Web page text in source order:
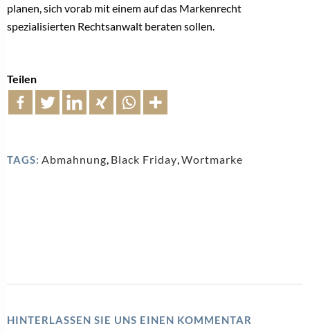
planen, sich vorab mit einem auf das Markenrecht
spezialisierten Rechtsanwalt beraten sollen.
Teilen
TAGS: Abmahnung, Black Friday,Wortmarke
HINTERLASSEN SIE UNS EINEN KOMMENTAR